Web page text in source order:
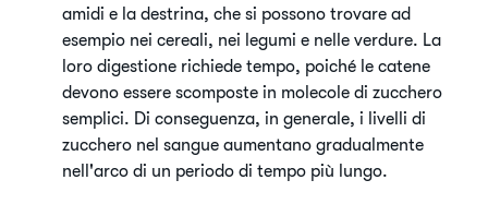
amidi e la destrina, che si possono trovare ad
esempio nei cereali, nei legumi e nelle verdure. La
loro digestione richiede tempo, poiché le catene
devono essere scomposte in molecole di zucchero
semplici. Di conseguenza, in generale, i livelli di
zucchero nel sangue aumentano gradualmente
nell'arco di un periodo di tempo più lungo.